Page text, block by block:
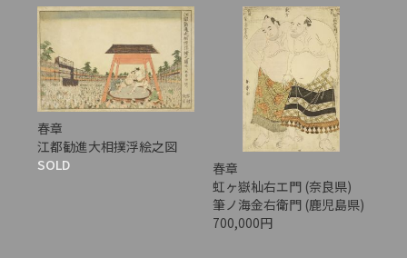
春章
江都勧進大相撲浮絵之図
SOLD
春章
虹ヶ嶽杣右エ門 (奈良県)
筆ノ海金右衛門 (鹿児島県)
700,000円